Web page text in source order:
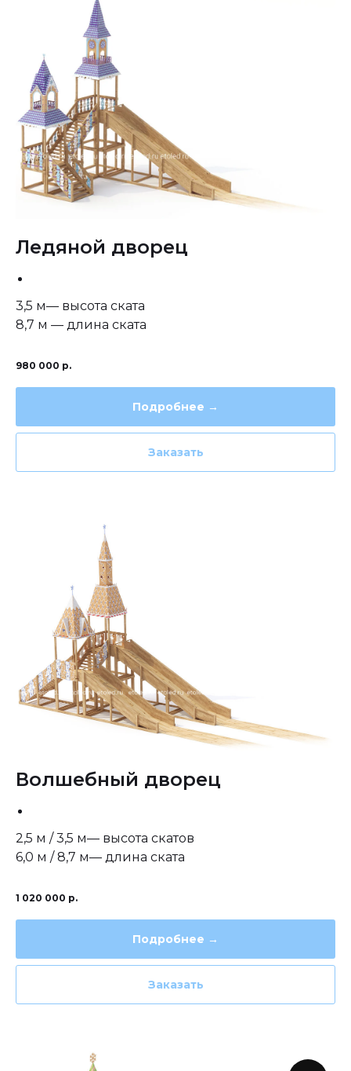
Ледяной дворец
3,5 м— высота ската
8,7 м — длина ската
980 000 р.
Подробнее →
Заказать
Волшебный дворец
2,5 м / 3,5 м— высота скатов
6,0 м / 8,7 м— длина ската
1 020 000 р.
Подробнее →
Заказать